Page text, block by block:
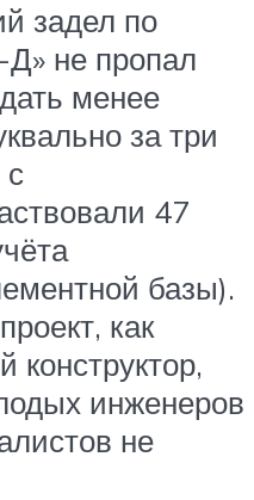
задел по
Д» не пропал
менее
за три
с
47
базы).
как
конструктор,
инженеров
не